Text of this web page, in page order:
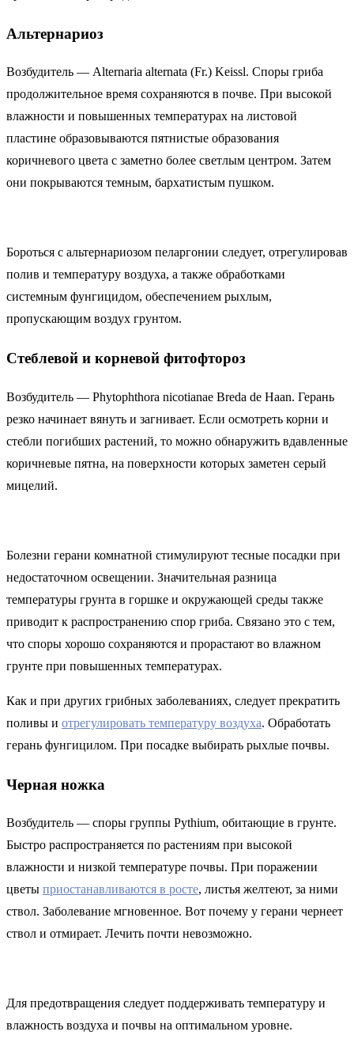
Альтернариоз
Возбудитель — Alternaria alternata (Fr.) Keissl. Споры гриба
продолжительное время сохраняются в почве. При высокой
влажности и повышенных температурах на листовой
пластине образовываются пятнистые образования
коричневого цвета с заметно более светлым центром. Затем
они покрываются темным, бархатистым пушком.
Бороться с альтернариозом пеларгонии следует, отрегулировав
полив и температуру воздуха, а также обработками
системным фунгицидом, обеспечением рыхлым,
пропускающим воздух грунтом.
Стеблевой и корневой фитофтороз
Возбудитель — Phytophthora nicotianae Breda de Haan. Герань
резко начинает вянуть и загнивает. Если осмотреть корни и
стебли погибших растений, то можно обнаружить вдавленные
коричневые пятна, на поверхности которых заметен серый
мицелий.
Болезни герани комнатной стимулируют тесные посадки при
недостаточном освещении. Значительная разница
температуры грунта в горшке и окружающей среды также
приводит к распространению спор гриба. Связано это с тем,
что споры хорошо сохраняются и прорастают во влажном
грунте при повышенных температурах.
Как и при других грибных заболеваниях, следует прекратить
поливы и отрегулировать температуру воздуха. Обработать
герань фунгицилом. При посадке выбирать рыхлые почвы.
Черная ножка
Возбудитель — споры группы Pythium, обитающие в грунте.
Быстро распространяется по растениям при высокой
влажности и низкой температуре почвы. При поражении
цветы приостанавливаются в росте, листья желтеют, за ними
ствол. Заболевание мгновенное. Вот почему у герани чернеет
ствол и отмирает. Лечить почти невозможно.
Для предотвращения следует поддерживать температуру и
влажность воздуха и почвы на оптимальном уровне.